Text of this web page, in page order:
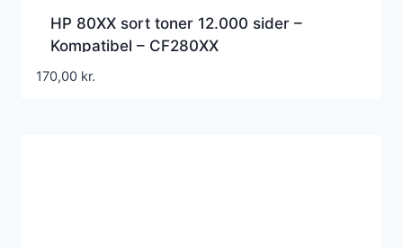
HP 80XX sort toner 12.000 sider –
Kompatibel – CF280XX
170,00 kr.